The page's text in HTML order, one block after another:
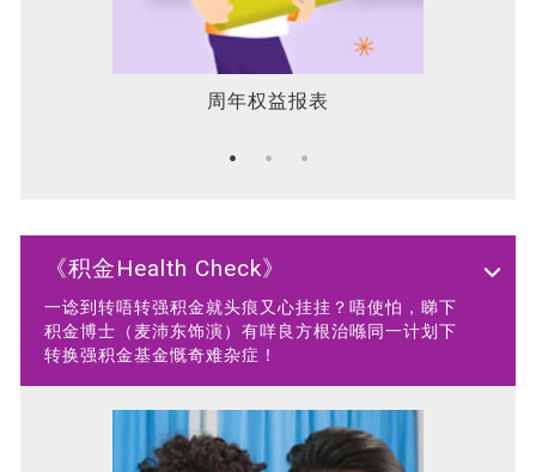
周年权益报表
《积金Health Check》
一谂到转唔转强积金就头痕又心挂挂？唔使怕，睇下
积金博士（麦沛东饰演）有咩良方根治喺同一计划下
转换强积金基金慨奇难杂症！